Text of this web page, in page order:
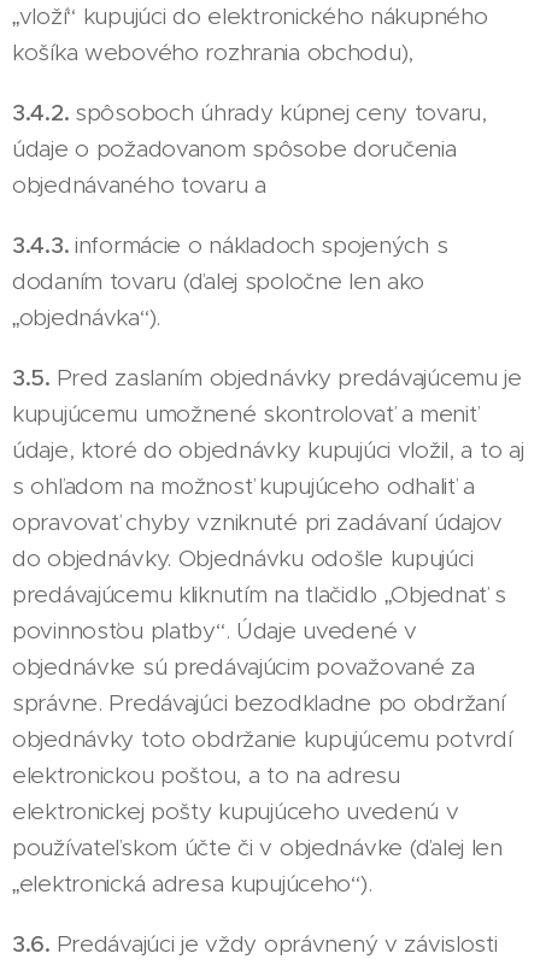
„vloží“ kupujúci do elektronického nákupného
košíka webového rozhrania obchodu),
3.4.2. spôsoboch úhrady kúpnej ceny tovaru,
údaje o požadovanom spôsobe doručenia
objednávaného tovaru a
3.4.3.informácie o nákladoch spojených s
dodaním tovaru (ďalej spoločne len ako
„objednávka“).
3.5. Pred zaslaním objednávky predávajúcemu je
kupujúcemu umožnené skontrolovať a meniť
údaje, ktoré do objednávky kupujúci vložil, a to aj
s ohľadom na možnosť kupujúceho odhaliť a
opravovať chyby vzniknuté pri zadávaní údajov
do objednávky. Objednávku odošle kupujúci
predávajúcemu kliknutím na tlačidlo „Objednať s
povinnosťou platby“. Údaje uvedené v
objednávke sú predávajúcim považované za
správne. Predávajúci bezodkladne po obdržaní
objednávky toto obdržanie kupujúcemu potvrdí
elektronickou poštou, a to na adresu
elektronickej pošty kupujúceho uvedenú v
používateľskom účte či v objednávke (ďalej len
„elektronická adresa kupujúceho“).
3.6. Predávajúci je vždy oprávnený v závislosti